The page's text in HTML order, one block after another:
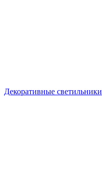
Декоративные светильники